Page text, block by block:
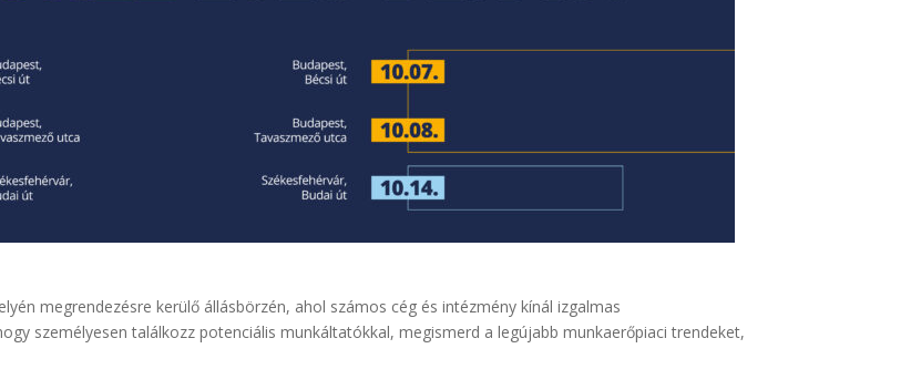
megrendezésre kerülő állásbörzén, ahol számos cég és intézmény kínál izgalmas
személyesen találkozz potenciális munkáltatókkal, megismerd a legújabb munkaerőpiaci trendeket,